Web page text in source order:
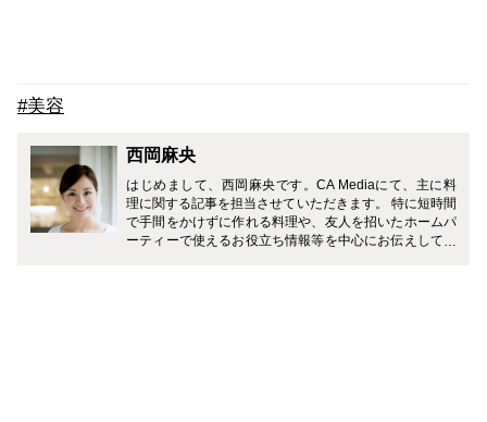
#美容
西岡麻央
はじめまして、西岡麻央です。CA Mediaにて、主に料
理に関する記事を担当させていただきます。 特に短時間
で手間をかけずに作れる料理や、友人を招いたホームパ
ーティーで使えるお役立ち情報等を中心にお伝えしてい